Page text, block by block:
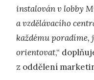
instalován v lobby
a vzdělávacího
každému poradíme,
orientovat,“
z oddělení